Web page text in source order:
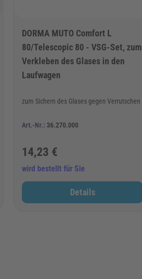
DORMA MUTO Comfort L
80/Telescopic 80 - VSG-Set, zum
Verkleben des Glases in den
Laufwagen
zum Sichern des Glases gegen Verrutschen
Art.-Nr.: 36.270.000
14,23 €
wird bestellt für Sie
Details